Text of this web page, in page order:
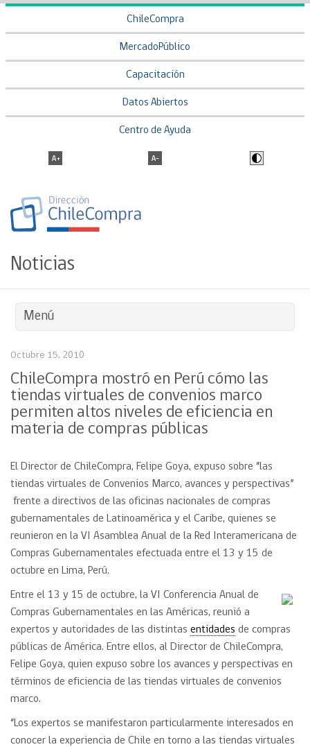
ChileCompra
MercadoPúblico
Capacitación
Datos Abiertos
Centro de Ayuda
Noticias
Menú
Octubre 15, 2010
ChileCompra mostró en Perú cómo las
tiendas virtuales de convenios marco
permiten altos niveles de eficiencia en
materia de compras públicas
El Director de ChileCompra, Felipe Goya, expuso sobre “las
tiendas virtuales de Convenios Marco, avances y perspectivas”
frente a directivos de las oficinas nacionales de compras
gubernamentales de Latinoamérica y el Caribe, quienes se
reunieron en la VI Asamblea Anual de la Red Interamericana de
Compras Gubernamentales efectuada entre el 13 y 15 de
octubre en Lima, Perú.
Entre el 13 y 15 de octubre, la VI Conferencia Anual de
Compras Gubernamentales en las Américas, reunió a
expertos y autoridades de las distintas entidades de compras
públicas de América. Entre ellos, al Director de ChileCompra,
Felipe Goya, quien expuso sobre los avances y perspectivas en
términos de eficiencia de las tiendas virtuales de convenios
marco.
“Los expertos se manifestaron particularmente interesados en
conocer la experiencia de Chile en torno a las tiendas virtuales